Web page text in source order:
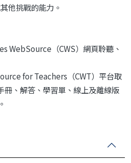
他挑戰的能力。
WebSource（CWS）網頁聆聽、
for Teachers（CWT）平台取
、解答、學習單、線上及離線版